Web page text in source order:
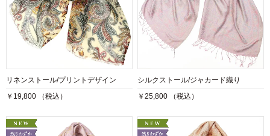
リネンストール/プリントデザイン
￥19,800 （税込）
シルクストール/ジャカード織り
￥25,800 （税込）